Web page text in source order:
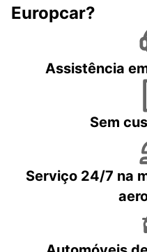
Europcar?
Assistência
Sem
Serviço 24/7 na